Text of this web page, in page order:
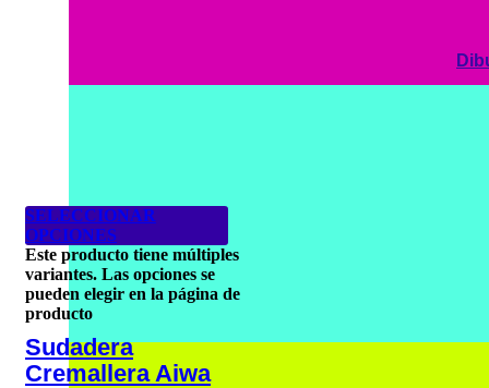
SELECCIONAR
OPCIONES
Este producto tiene múltiples
variantes. Las opciones se
pueden elegir en la página de
producto
Sudadera
Cremallera Aiwa